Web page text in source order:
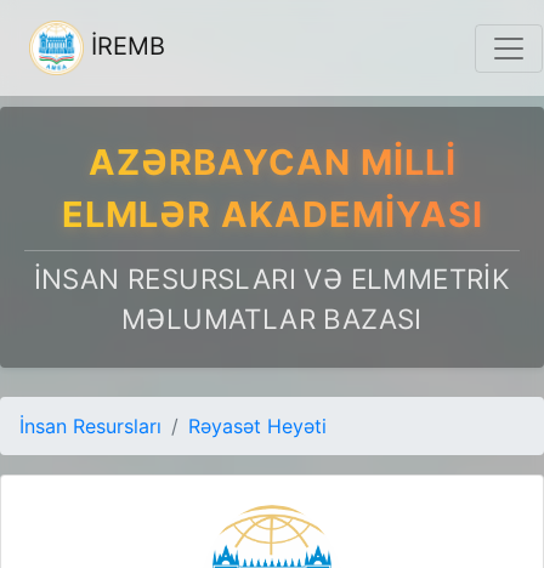
İREMB
AZƏRBAYCAN MILLI
ELMLƏR AKADEMIYASI
İNSAN RESURSLARI VƏ ELMMETRIK
MƏLUMATLAR BAZASI
İnsan Resursları Rəyasət Heyəti